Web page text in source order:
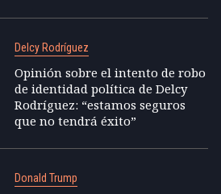
Delcy Rodríguez
Opinión sobre el intento de robo
de identidad política de Delcy
Rodríguez: “estamos seguros
que no tendrá éxito”
Donald Trump